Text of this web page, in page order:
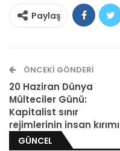
Paylaş
ÖNCEKI GÖNDERI
20 Haziran Dünya
Mülteciler Günü:
Kapitalist sınır
rejimlerinin insan kırımı
GÜNCEL